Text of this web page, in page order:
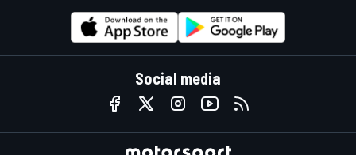
Social media